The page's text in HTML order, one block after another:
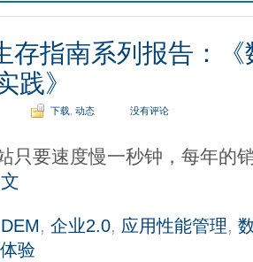
存指南系列报告：
践》
下载 动态 没有评论
只要速度慢一秒钟，每年的
DEM, 企业2.0, 应用性能管理,
验